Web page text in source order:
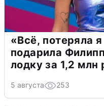
«Всё, потеряла
подарила
лодку за 1,2 млн
5 августа 253